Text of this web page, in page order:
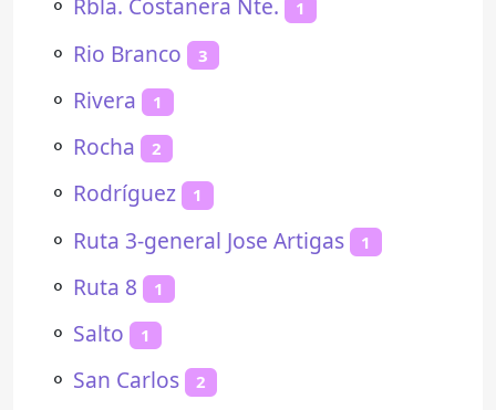
⚬ Rbla. Costanera Nte. 1
⚬ Rio Branco 3
⚬ Rivera 1
⚬ Rocha 2
⚬ Rodríguez 1
⚬ Ruta 3-general Jose Artigas 1
⚬ Ruta 8 1
⚬ Salto 1
⚬ San Carlos 2